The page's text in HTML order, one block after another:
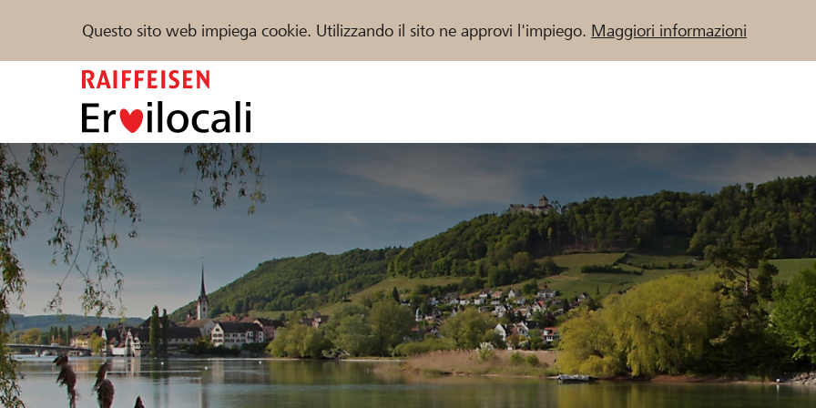
Questo sito web impiega cookie. Utilizzando il sito ne approvi l'impiego. Maggiori informazioni
Sostenere Aiuto & supporto
Trova progetti e organizzazioni
DE FR IT